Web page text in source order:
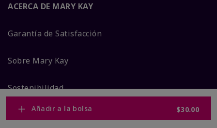
Añadir a la bolsa $30.00
ACERCA DE MARY KAY
Garantía de Satisfacción
Sobre Mary Kay
Sostenibilidad
Promesa De Producto